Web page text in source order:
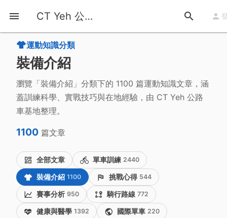
CT Yeh 公路車基地
首頁 運動知識 Equipment Review
運動知識分類
裝備介紹
瀏覽「裝備介紹」分類下的 1100 篇運動知識文章，涵
蓋訓練科學、實戰技巧與在地經驗，由 CT Yeh 公路
車基地整理。
1100 篇文章
全部文章 單車訓練 2440
裝備介紹 1100 挑戰心得 544
賽事分析 950 騎行路線 772
健康與醫學 1392 國際單車 220